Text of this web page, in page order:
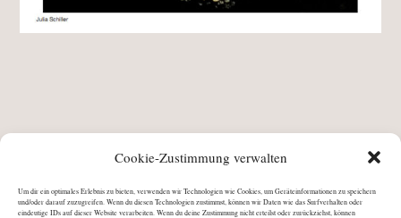
Cookie-Zustimmung verwalten
Um dir ein optimales Erlebnis zu bieten, verwenden wir Technologien wie Cookies, um Geräteinformationen zu speichern
und/oder darauf zuzugreifen. Wenn du diesen Technologien zustimmst, können wir Daten wie das Surfverhalten oder
eindeutige IDs auf dieser Website verarbeiten. Wenn du deine Zustimmung nicht erteilst oder zurückziehst, können
Fantasy Issue fLIP Magazine Julia Schiller
London Independent Photography